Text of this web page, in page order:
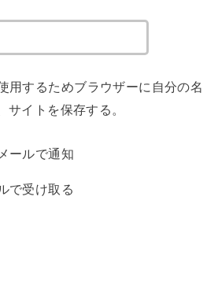
用するためブラウザーに自分の名
サイトを保存する。
ールで通知
で受け取る